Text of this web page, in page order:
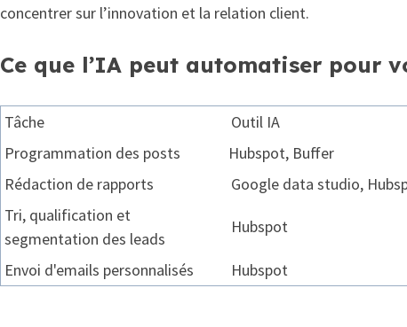
concentrer sur l’innovation et la relation client.
Ce que l’IA peut automatiser pour
Tâche Outil IA
Programmation des posts
Hubspot, Buffer
Rédaction de rapports
Google data studio,
Tri, qualification et
segmentation des leads
Hubspot
Envoi d'emails personnalisés Hubspot